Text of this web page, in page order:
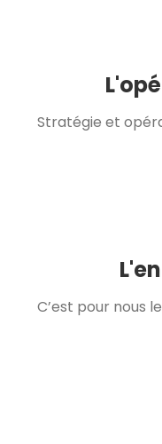
Stratégie et
C’est pour nous